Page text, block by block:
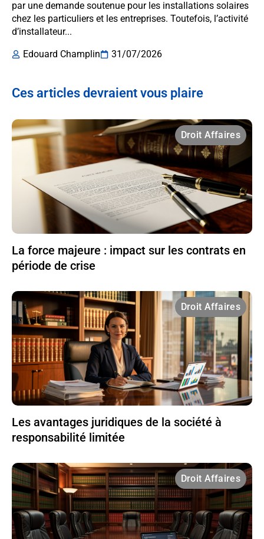
par une demande soutenue pour les installations solaires
chez les particuliers et les entreprises. Toutefois, l’activité
d’installateur...
Edouard Champlin
31/07/2026
Ces articles devraient vous plaire
Droit Affaires
La force majeure : impact sur les contrats en
période de crise
Droit Affaires
Les avantages juridiques de la société à
responsabilité limitée
Droit Affaires